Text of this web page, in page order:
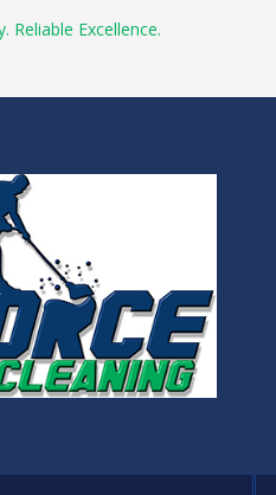
Reliable Excellence.